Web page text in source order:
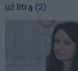
už litrą (2)